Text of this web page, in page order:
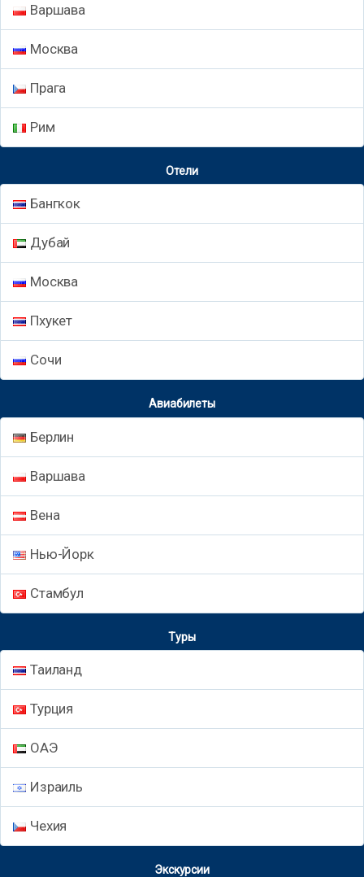
Варшава
Москва
Прага
Рим
Отели
Бангкок
Дубай
Москва
Пхукет
Сочи
Авиабилеты
Берлин
Варшава
Вена
Нью-Йорк
Стамбул
Туры
Таиланд
Турция
ОАЭ
Израиль
Чехия
Экскурсии